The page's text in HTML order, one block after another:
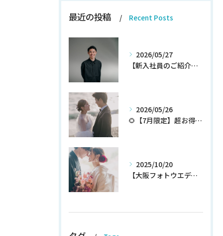
最近の投稿 Recent Posts
2026/05/27
【新入社員のご紹介】期待の新人！和田翔午JOIN!
2026/05/26
🌻【7月限定】超お得なウェディングフォトプランが登場✨
2025/10/20
【大阪フォトウエディング】秋プラン新登場！！！！いち早くチェック！